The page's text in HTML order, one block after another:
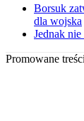
Borsuk
dla wojska
Jednak
Promowane treści